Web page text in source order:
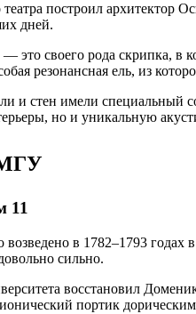
построил архитектор
дней.
это своего рода скрипка, в
резонансная ель, из
и стен имели специальный
но и уникальную
МГУ
11
в 1782–1793 годах
сильно.
восстановил
портик